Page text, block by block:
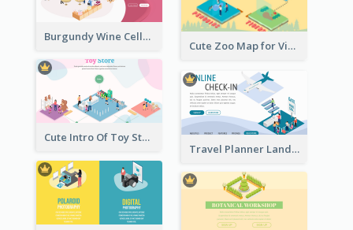
Cute Zoo Map for Visitors With Isometric Diagram
Burgundy Wine Cellar Website Landing Page
Cute Intro Of Toy Store Section With Isometric Diagram
Travel Planner Landing Page With Isometric Diagram